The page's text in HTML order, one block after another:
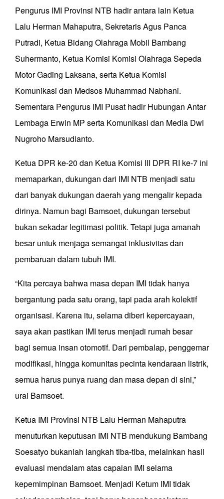
Pengurus IMI Provinsi NTB hadir antara lain Ketua
Lalu Herman Mahaputra, Sekretaris Agus Panca
Putradi, Ketua Bidang Olahraga Mobil ⁠Bambang
Suhermanto, Ketua Komisi Komisi Olahraga Sepeda
Motor Gading Laksana, serta Ketua Komisi
Komunikasi dan Medsos Muhammad Nabhani.
Sementara Pengurus IMI Pusat hadir Hubungan Antar
Lembaga Erwin MP serta Komunikasi dan Media Dwi
Nugroho Marsudianto.
Ketua DPR ke-20 dan Ketua Komisi III DPR RI ke-7 ini
memaparkan, dukungan dari IMI NTB menjadi satu
dari banyak dukungan daerah yang mengalir kepada
dirinya. Namun bagi Bamsoet, dukungan tersebut
bukan sekadar legitimasi politik. Tetapi juga amanah
besar untuk menjaga semangat inklusivitas dan
pembaruan dalam tubuh IMI.
“Kita percaya bahwa masa depan IMI tidak hanya
bergantung pada satu orang, tapi pada arah kolektif
organisasi. Karena itu, selama diberi kepercayaan,
saya akan pastikan IMI terus menjadi rumah besar
bagi semua insan otomotif. Dari pembalap, penggemar
modifikasi, hingga komunitas pecinta kendaraan listrik,
semua harus punya ruang dan masa depan di sini,”
urai Bamsoet.
Ketua IMI Provinsi NTB Lalu Herman Mahaputra
menuturkan keputusan IMI NTB mendukung Bambang
Soesatyo bukanlah langkah tiba-tiba, melainkan hasil
evaluasi mendalam atas capaian IMI selama
kepemimpinan Bamsoet. Menjadi Ketum IMI tidak